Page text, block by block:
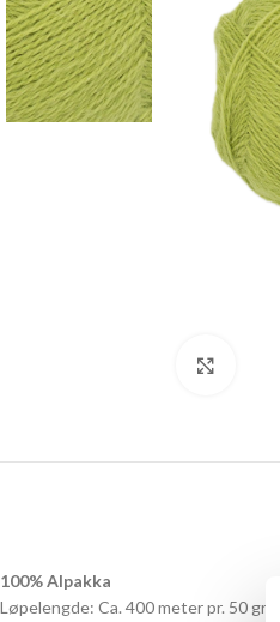
100% Alpakka
Løpelengde: Ca. 400 meter pr. 50 gram